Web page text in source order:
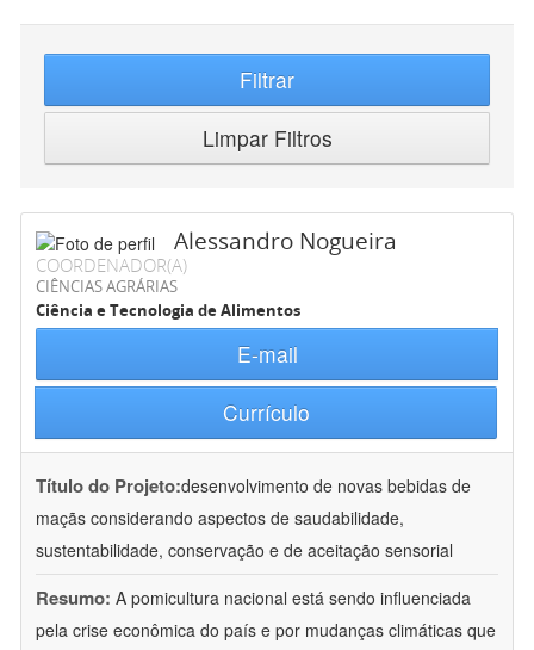
Filtrar
Limpar Filtros
Alessandro Nogueira
COORDENADOR(A)
CIÊNCIAS AGRÁRIAS
Ciência e Tecnologia de Alimentos
E-mail
Currículo
Título do Projeto:desenvolvimento de novas bebidas de
maçãs considerando aspectos de saudabilidade,
sustentabilidade, conservação e de aceitação sensorial
Resumo: A pomicultura nacional está sendo influenciada
pela crise econômica do país e por mudanças climáticas que